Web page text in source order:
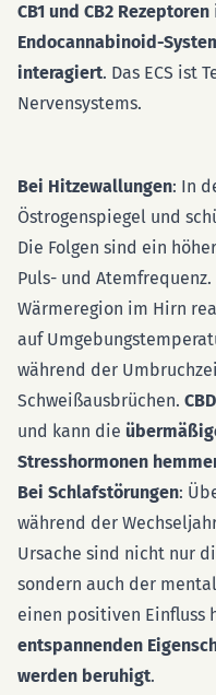
CB1 und CB2 Rezeptoren
Endocannabinoid-
interagiert. Das ECS ist
Nervensystems.
Bei Hitzewallungen: In
Östrogenspiegel und
Die Folgen sind ein
Puls- und
Wärmeregion im Hirn
auf
während der
Schweißausbrüchen. CBD
und kann die
Stresshormonen
Bei Schlafstörungen:
während der
Ursache sind nicht nur
sondern auch der
einen positiven Einfluss
entspannenden
werden beruhigt.